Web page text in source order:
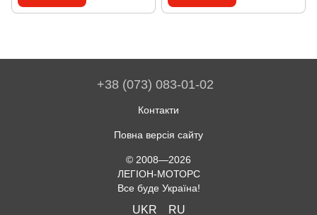
+38 (073) 083-01-02
Контакти
Повна версія сайту
© 2008—2026
ЛЕГІОН-МОТОРС
Все буде Україна!
UKR RU